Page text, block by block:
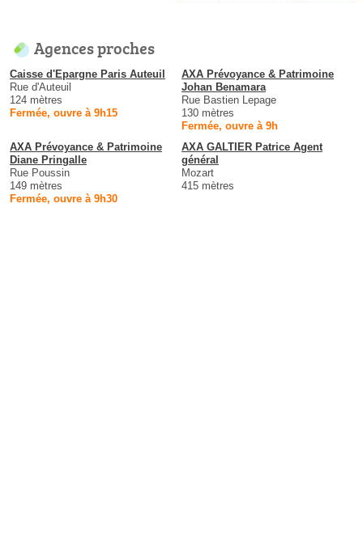
Agences proches
Caisse d'Epargne Paris Auteuil
Rue d'Auteuil
124 mètres
Fermée, ouvre à 9h15
AXA Prévoyance & Patrimoine
Johan Benamara
Rue Bastien Lepage
130 mètres
Fermée, ouvre à 9h
AXA Prévoyance & Patrimoine
Diane Pringalle
Rue Poussin
149 mètres
Fermée, ouvre à 9h30
AXA GALTIER Patrice Agent
général
Mozart
415 mètres